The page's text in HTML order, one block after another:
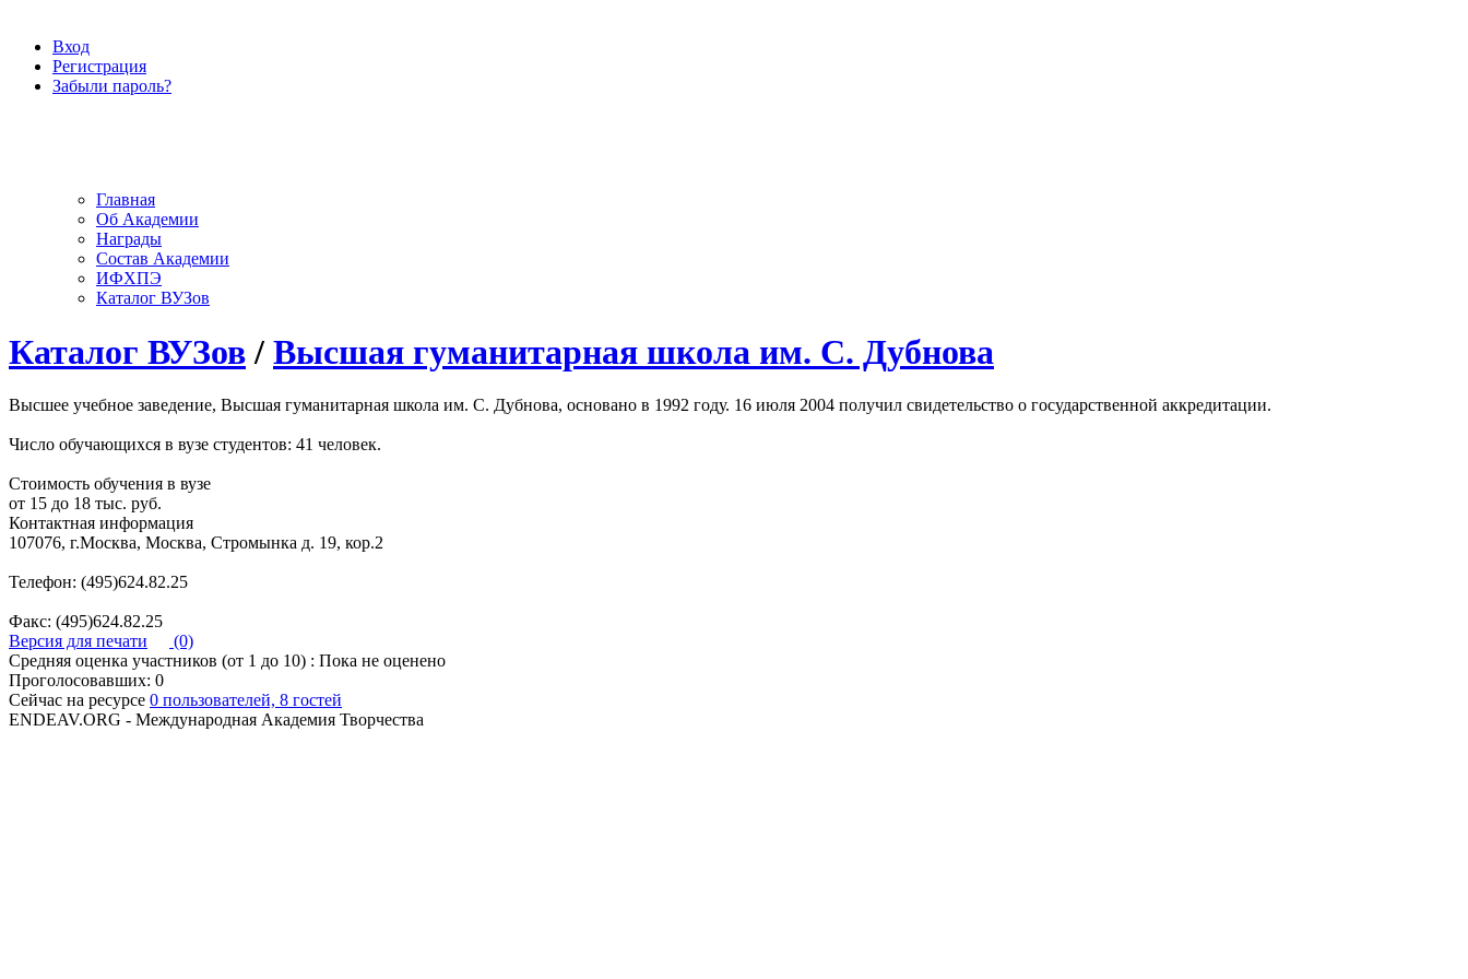
Вход
Регистрация
Забыли пароль?
Главная
Об Академии
Награды
Состав Академии
ИФХПЭ
Каталог ВУЗов
Каталог ВУЗов / Высшая гуманитарная школа им. С. Дубнова
Высшее учебное заведение, Высшая гуманитарная школа им. С. Дубнова, основано в 1992 году. 16 июля 2004 получил свидетельство о государственной аккредитации.
Число обучающихся в вузе студентов: 41 человек.
Стоимость обучения в вузе
от 15 до 18 тыс. руб.
Контактная информация
107076, г.Москва, Москва, Стромынка д. 19, кор.2
Телефон: (495)624.82.25
Факс: (495)624.82.25
Версия для печати
(0)
Средняя оценка участников (от 1 до 10) : Пока не оценено
Проголосовавших: 0
Сейчас на ресурсе 0 пользователей, 8 гостей
ENDEAV.ORG - Международная Академия Творчества